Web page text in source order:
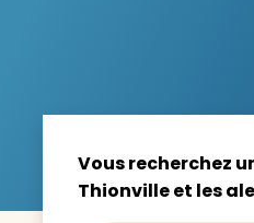
Vous recherchez
Thionville et les